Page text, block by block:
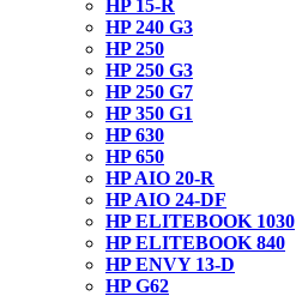
HP 15-R
HP 240 G3
HP 250
HP 250 G3
HP 250 G7
HP 350 G1
HP 630
HP 650
HP AIO 20-R
HP AIO 24-DF
HP ELITEBOOK 1030
HP ELITEBOOK 840
HP ENVY 13-D
HP G62